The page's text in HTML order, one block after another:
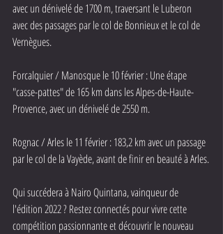
avec un dénivelé de 1700 m, traversant le Luberon
avec des passages par le col de Bonnieux et le col de
Vernègues.
Forcalquier / Manosque le 10 février : Une étape
"casse-pattes" de 165 km dans les Alpes-de-Haute-
Provence, avec un dénivelé de 2550 m.
Rognac / Arles le 11 février : 183,2 km avec un passage
par le col de la Vayède, avant de finir en beauté à Arles.
Qui succédera à Nairo Quintana, vainqueur de
l'édition 2022 ? Restez connectés pour vivre cette
compétition passionnante et découvrir le nouveau